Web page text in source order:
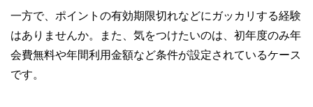
一方で、ポイントの有効期限切れなどにガッカリする経験
はありませんか。また、気をつけたいのは、初年度のみ年
会費無料や年間利用金額など条件が設定されているケース
です。